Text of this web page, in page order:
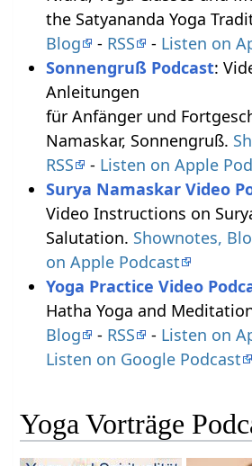
the Satyananda Yoga
Blog
- RSS - Listen on
Sonnengruß Podcast:
Anleitungen
für Anfänger und
Namaskar, Sonnengruß.
RSS
- Listen on Apple
Surya Namaskar Video
Video Instructions on
Salutation. Shownotes,
on Apple Podcast
Yoga Practice Video
Hatha Yoga and
Blog
- RSS - Listen on
Listen on Google Podcast
Yoga Vorträge